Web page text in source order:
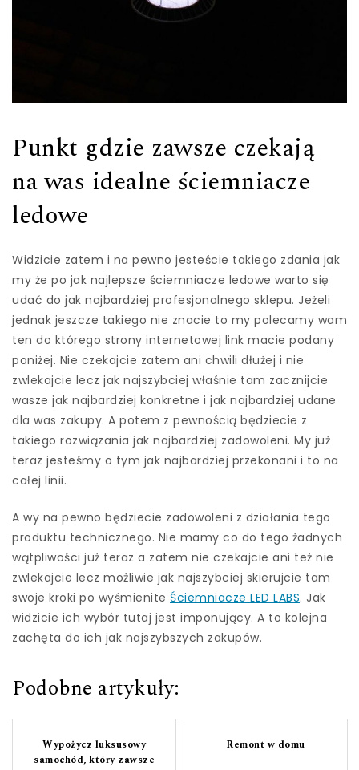
Punkt gdzie zawsze czekają
na was idealne ściemniacze
ledowe
Widzicie zatem i na pewno jesteście takiego zdania jak
my że po jak najlepsze ściemniacze ledowe warto się
udać do jak najbardziej profesjonalnego sklepu. Jeżeli
jednak jeszcze takiego nie znacie to my polecamy wam
ten do którego strony internetowej link macie podany
poniżej. Nie czekajcie zatem ani chwili dłużej i nie
zwlekajcie lecz jak najszybciej właśnie tam zacznijcie
wasze jak najbardziej konkretne i jak najbardziej udane
dla was zakupy. A potem z pewnością będziecie z
takiego rozwiązania jak najbardziej zadowoleni. My już
teraz jesteśmy o tym jak najbardziej przekonani i to na
całej linii.
A wy na pewno będziecie zadowoleni z działania tego
produktu technicznego. Nie mamy co do tego żadnych
wątpliwości już teraz a zatem nie czekajcie ani też nie
zwlekajcie lecz możliwie jak najszybciej skierujcie tam
swoje kroki po wyśmienite Ściemniacze LED LABS. Jak
widzicie ich wybór tutaj jest imponujący. A to kolejna
zachęta do ich jak najszybszych zakupów.
Podobne artykuły:
Wypożycz luksusowy
samochód, który zawsze
Remont w domu